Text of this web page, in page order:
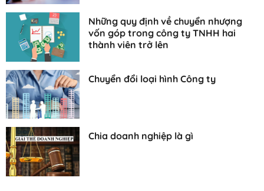
Những quy định về chuyển nhượng
vốn góp trong công ty TNHH hai
thành viên trở lên
Chuyển đổi loại hình Công ty
Chia doanh nghiệp là gì